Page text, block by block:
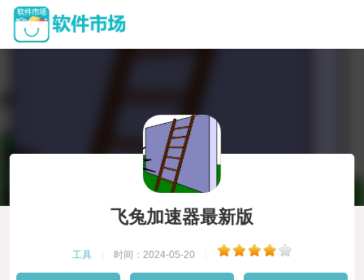
飞兔加速器最新版
工具 时间：2024-05-20